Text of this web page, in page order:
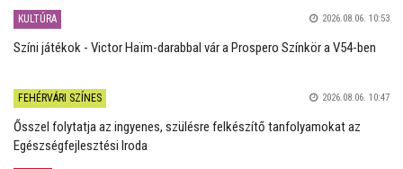
KULTÚRA 2026.08.06. 10:53
Színi játékok - Victor Haïm-darabbal vár a Prospero Színkör a V54-ben
FEHÉRVÁRI SZÍNES 2026.08.06. 10:47
Ősszel folytatja az ingyenes, szülésre felkészítő tanfolyamokat az
Egészségfejlesztési Iroda